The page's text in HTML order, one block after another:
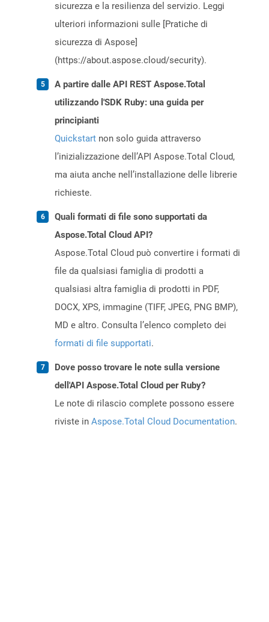
sicurezza e la resilienza del servizio. Leggi
ulteriori informazioni sulle [Pratiche di
sicurezza di Aspose]
(https://about.aspose.cloud/security).
A partire dalle API REST Aspose.Total
utilizzando l'SDK Ruby: una guida per
principianti
Quickstart non solo guida attraverso
l’inizializzazione dell’API Aspose.Total Cloud,
ma aiuta anche nell’installazione delle librerie
richieste.
Quali formati di file sono supportati da
Aspose.Total Cloud API?
Aspose.Total Cloud può convertire i formati di
file da qualsiasi famiglia di prodotti a
qualsiasi altra famiglia di prodotti in PDF,
DOCX, XPS, immagine (TIFF, JPEG, PNG BMP),
MD e altro. Consulta l’elenco completo dei
formati di file supportati.
Dove posso trovare le note sulla versione
dell'API Aspose.Total Cloud per Ruby?
Le note di rilascio complete possono essere
riviste in Aspose.Total Cloud Documentation.